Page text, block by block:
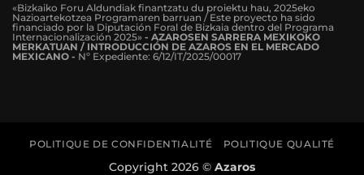
«Bizkaiko Foru Aldundiak finantzatu du proiektu hau, 2025eko
Nazioartekotzea Programaren barruan / Este proyecto ha sido
financiado por la Diputación Foral de Bizkaia dentro del Programa
Internacionalización 2025» - AZAROSEN SARRERA MEXIKOKO
MERKATUAN / INTRODUCCIÓN DE AZAROS EN EL MERCADO
MEXICANO - Nº Expediente: 6/12/IT/2025/00017
POLITIQUE DE CONFIDENTIALITÉ POLITIQUE QUALITÉ
Copyright 2026 © Azaros